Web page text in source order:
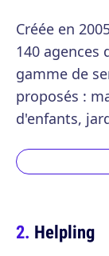
Créée en
140 agences
gamme de
proposés :
d'enfants,
Helpling